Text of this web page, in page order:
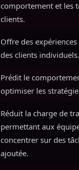
comportement et les
clients.
Offre des
des clients individuels.
Prédit le
optimiser les
Réduit la charge de
permettant aux
concentrer sur des
ajoutée.